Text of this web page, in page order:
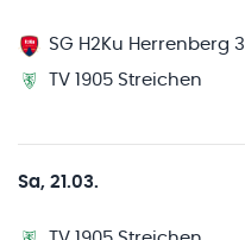
SG H2Ku Herrenberg 3
TV 1905 Streichen
Sa, 21.03.